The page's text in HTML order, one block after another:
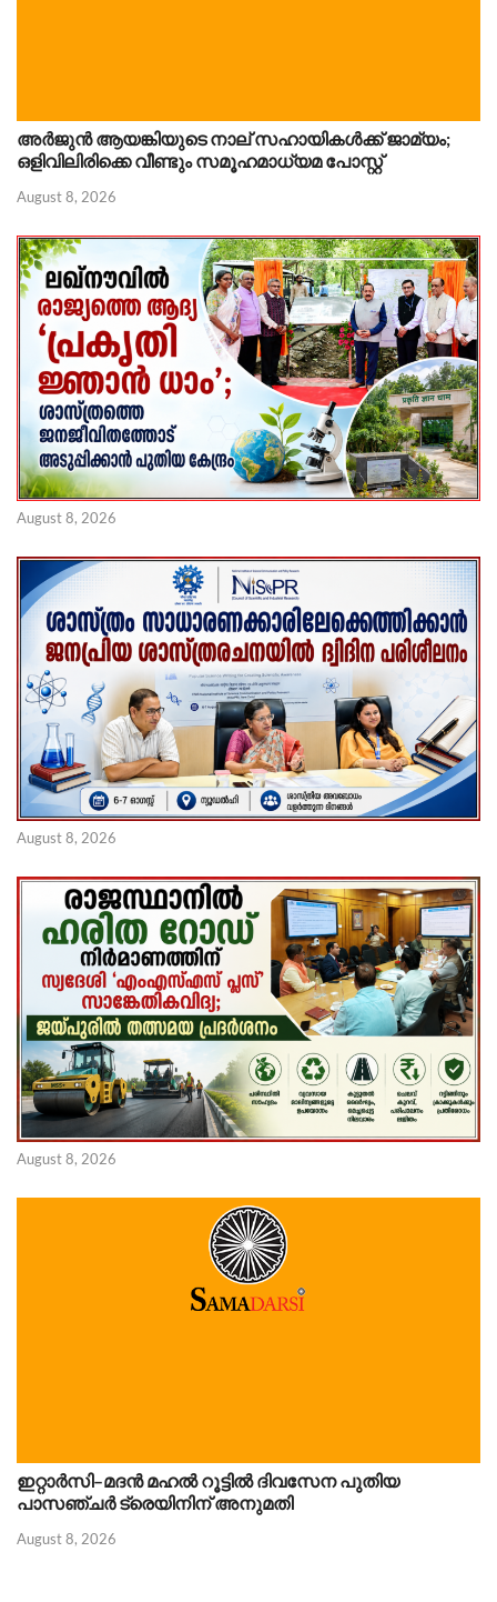
അർജുൻ ആയങ്കിയുടെ നാല് സഹായികൾക്ക് ജാമ്യം;
ഒളിവിലിരിക്കെ വീണ്ടും സമൂഹമാധ്യമ പോസ്റ്റ്
August 8, 2026
August 8, 2026
August 8, 2026
August 8, 2026
ഇറ്റാർസി–മദൻ മഹൽ റൂട്ടിൽ ദിവസേന പുതിയ
പാസഞ്ചർ ട്രെയിനിന് അനുമതി
August 8, 2026